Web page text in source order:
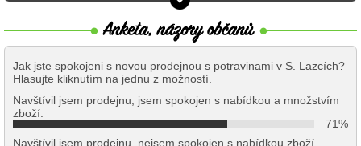
Jak jste spokojeni s novou prodejnou s potravinami v S. Lazcích?
Hlasujte kliknutím na jednu z možností.
Navštívil jsem prodejnu, jsem spokojen s nabídkou a množstvím
zboží.
71%
Navštívil jsem prodejnu, nejsem spokojen s nabídkou zboží.